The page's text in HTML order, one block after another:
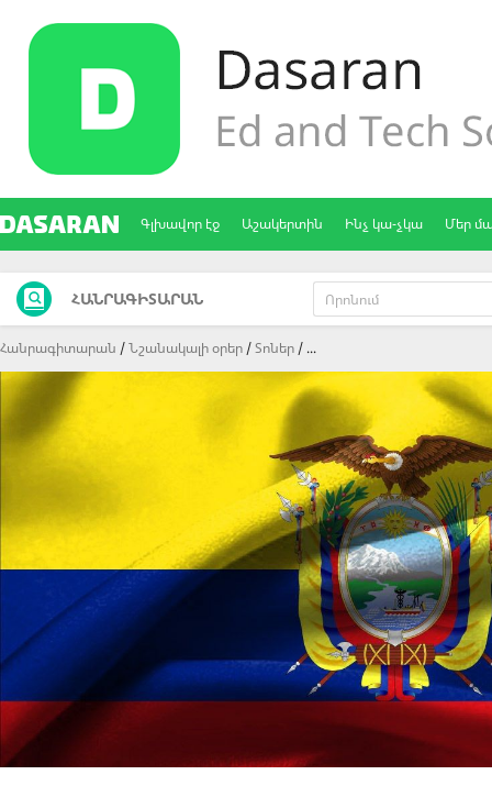
Գլխավոր էջ Աշակերտին Ինչ կա-չկա Մեր
ՀԱՆՐԱԳԻՏԱՐԱՆ
Հանրագիտարան Նշանակալի օրեր Տոներ ...